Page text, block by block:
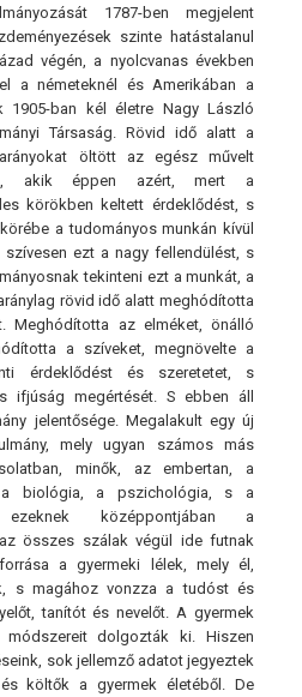
1787-ben megjelent
szinte hatástalanul
végén, a nyolcvanas években
a németeknél és Amerikában a
1905-ban kél életre Nagy László
Társaság. Rövid idő alatt a
öltött az egész művelt
akik éppen azért, mert a
körökben keltett érdeklődést, s
a tudományos munkán kívül
ezt a nagy fellendülést, s
tekinteni ezt a munkát, a
rövid idő alatt meghódította
Meghódította az elméket, önálló
a szíveket, megnövelte a
érdeklődést és szeretetet, s
ifjúság megértését. S ebben áll
jelentősége. Megalakult egy új
mely ugyan számos más
minők, az embertan, a
biológia, a pszichológia, s a
középpontjában a
összes szálak végül ide futnak
a gyermeki lélek, mely él,
s magához vonzza a tudóst és
tanítót és nevelőt. A gyermek
módszereit dolgozták ki. Hiszen
sok jellemző adatot jegyeztek
költők a gyermek életéből. De